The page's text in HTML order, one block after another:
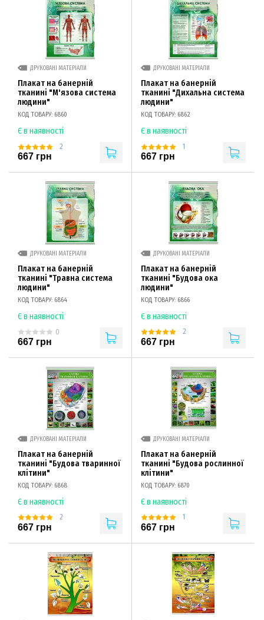
ДРУКОВАНІ МАТЕРІАЛИ
Плакат на банерній
тканині "М'язова система
людини"
КОД ТОВАРУ: 6860
Є в наявності
2
667 грн
ДРУКОВАНІ МАТЕРІАЛИ
Плакат на банерній
тканині "Дихальна система
людини"
КОД ТОВАРУ: 6862
Є в наявності
1
667 грн
ДРУКОВАНІ МАТЕРІАЛИ
Плакат на банерній
тканині "Травна система
людини"
КОД ТОВАРУ: 6864
Є в наявності
0
667 грн
ДРУКОВАНІ МАТЕРІАЛИ
Плакат на банерній
тканині "Будова ока
людини"
КОД ТОВАРУ: 6866
Є в наявності
2
667 грн
ДРУКОВАНІ МАТЕРІАЛИ
Плакат на банерній
тканині "Будова тваринної
клітини"
КОД ТОВАРУ: 6868
Є в наявності
2
667 грн
ДРУКОВАНІ МАТЕРІАЛИ
Плакат на банерній
тканині "Будова рослинної
клітини"
КОД ТОВАРУ: 6870
Є в наявності
1
667 грн